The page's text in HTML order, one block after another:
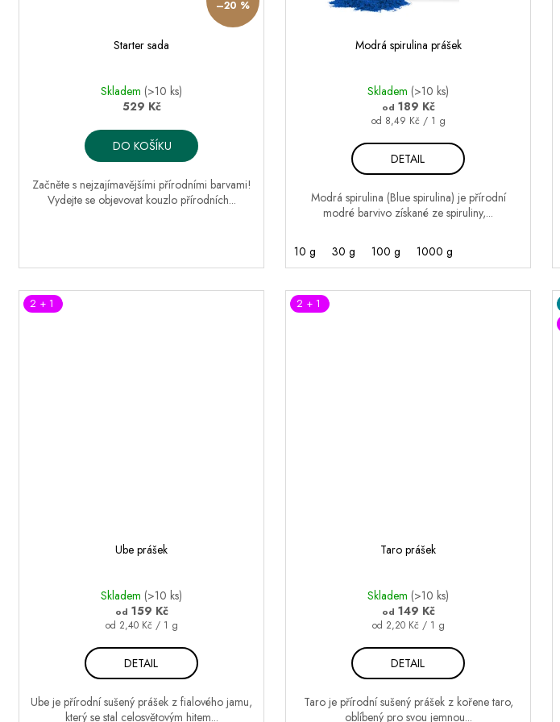
–20 %
Starter sada
Skladem (>10 ks)
529 Kč
DO KOŠÍKU
Začněte s nejzajímavějšími přírodními barvami!
Vydejte se objevovat kouzlo přírodních...
Modrá spirulina prášek
Skladem (>10 ks)
od 189 Kč
Měrná
od 8,49 Kč / 1 g
DETAIL
Modrá spirulina (Blue spirulina) je přírodní
modré barvivo získané ze spiruliny,...
10 g 30 g 100 g 1000 g
2 + 1
Ube prášek
Skladem (>10 ks)
od 159 Kč
Měrná
od 2,40 Kč / 1 g
DETAIL
Ube je přírodní sušený prášek z fialového jamu,
který se stal celosvětovým hitem...
2 + 1
Taro prášek
Skladem (>10 ks)
od 149 Kč
Měrná
od 2,20 Kč / 1 g
DETAIL
Taro je přírodní sušený prášek z kořene taro,
oblíbený pro svou jemnou...